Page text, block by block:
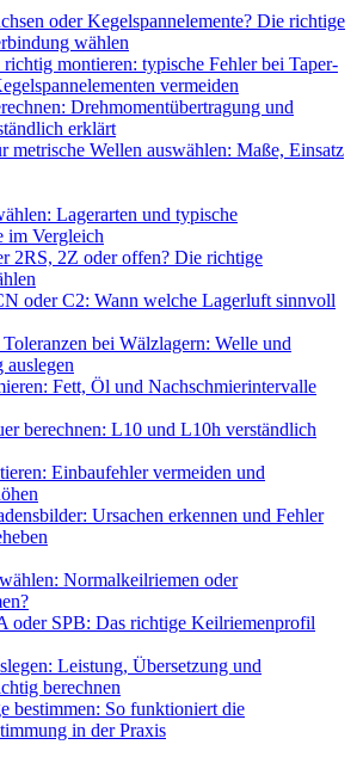
oder Kegelspannelemente? Die richtige
wählen
richtig montieren: typische Fehler bei Taper-
vermeiden
Drehmomentübertragung und
erklärt
metrische Wellen auswählen: Maße, Einsatz
Lagerarten und typische
im Vergleich
2RS, 2Z oder offen? Die richtige
oder C2: Wann welche Lagerluft sinnvoll
Toleranzen bei Wälzlagern: Welle und
auslegen
Fett, Öl und Nachschmierintervalle
berechnen: L10 und L10h verständlich
Einbaufehler vermeiden und
Ursachen erkennen und Fehler
Normalkeilriemen oder
oder SPB: Das richtige Keilriemenprofil
Leistung, Übersetzung und
berechnen
bestimmen: So funktioniert die
in der Praxis